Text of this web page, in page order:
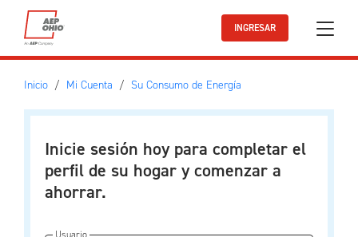
Ir al contenido principal
INGRESAR
Inicio Mi Cuenta Su Consumo de Energía
Inicie sesión hoy para completar el
perfil de su hogar y comenzar a
ahorrar.